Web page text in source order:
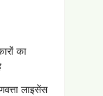
का
लाइसेंस